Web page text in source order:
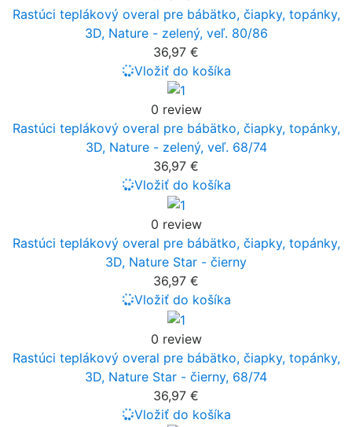
Rastúci teplákový overal pre bábätko, čiapky, topánky,
3D, Nature - zelený, veľ. 80/86
36,97 €
Vložiť do košíka
0 review
Rastúci teplákový overal pre bábätko, čiapky, topánky,
3D, Nature - zelený, veľ. 68/74
36,97 €
Vložiť do košíka
0 review
Rastúci teplákový overal pre bábätko, čiapky, topánky,
3D, Nature Star - čierny
36,97 €
Vložiť do košíka
0 review
Rastúci teplákový overal pre bábätko, čiapky, topánky,
3D, Nature Star - čierny, 68/74
36,97 €
Vložiť do košíka